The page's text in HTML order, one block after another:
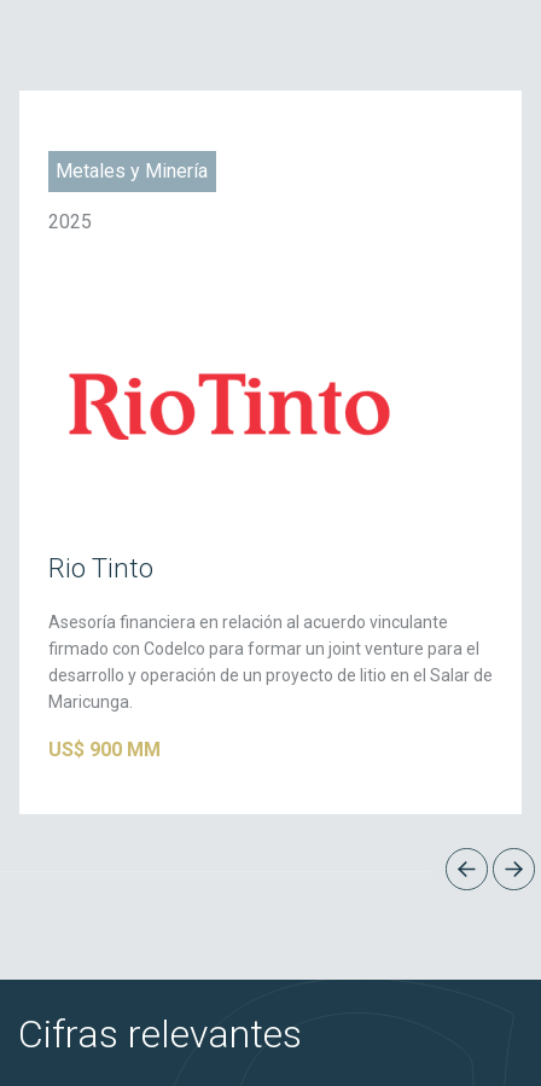
Metales y Minería
2025
Rio Tinto
Asesoría financiera en relación al acuerdo vinculante
firmado con Codelco para formar un joint venture para el
desarrollo y operación de un proyecto de litio en el Salar de
Maricunga.
US$ 900 MM
Cifras relevantes